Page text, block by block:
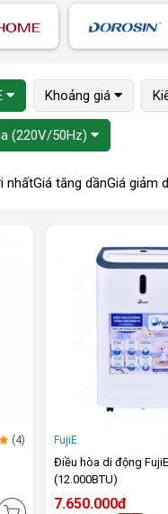
Khoảng giá
(220V/50Hz)
nhấtGiá tăng dầnGiá giảm
(4) FujiE
Điều hòa di động
(12.000BTU)
7.650.000đ